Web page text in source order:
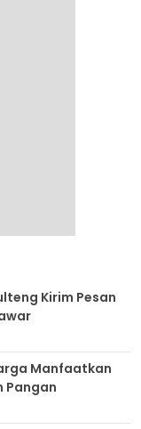
Kirim Pesan
Manfaatkan
Pangan